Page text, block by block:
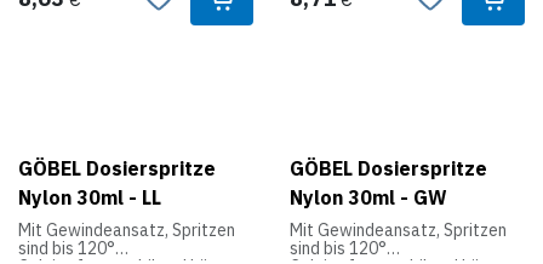
Auch mit Luer-Lock-Ansatz
Auch mit Luer-Lock-Ansatz
GÖBEL Dosierspritze
Nylon 30ml - LL
Mit Gewindeansatz, Spritzen
sind bis 120°
GÖBEL Dosierspritze
Nylon 30ml - GW
Mit Gewindeansatz, Spritzen
sind bis 120°